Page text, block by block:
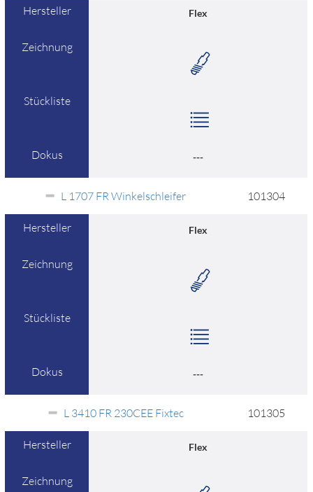
Hersteller Flex
Zeichnung
Stückliste
Dokus ---
L 1707 FR Winkelschleifer 101304
Hersteller Flex
Zeichnung
Stückliste
Dokus ---
L 3410 FR 230CEE Fixtec 101305
Hersteller Flex
Zeichnung